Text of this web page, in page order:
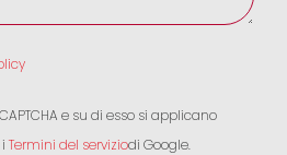
e su di esso si applicano
Termini del serviziodi Google.